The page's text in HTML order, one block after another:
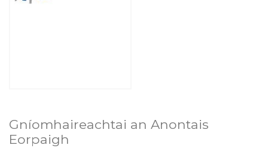
Gníomhaireachtai an Anontais
Eorpaigh